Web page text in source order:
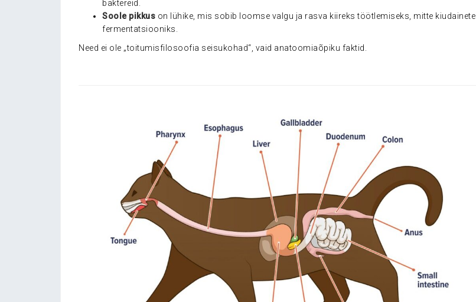
baktereid.
Soole pikkus on lühike, mis sobib loomse valgu ja rasva kiireks töötlemiseks, mitte kiudainete
fermentatsiooniks.
Need ei ole „toitumisfilosoofia seisukohad“, vaid anatoomiaõpiku faktid.